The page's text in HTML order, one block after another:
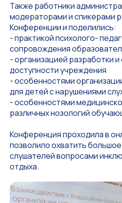
Также работники
модераторами и спикерами
Конференции и поделились:
- практикой психолого-
сопровождения
- организацией разработки
доступности учреждения
- особенностями
для детей с нарушениями
- особенностями
различных нозологий
Конференция проходила в
позволило охватить
слушателей вопросами
отдыха.